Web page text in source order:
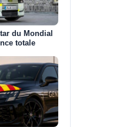
du Mondial
totale